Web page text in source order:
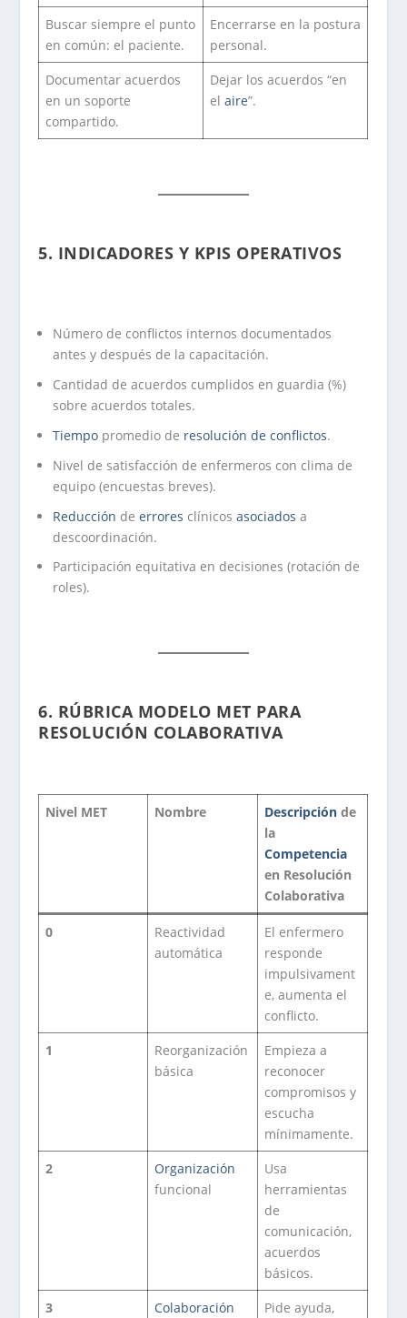
Buscar siempre el punto
en común: el paciente.
Encerrarse en la postura
personal.
Documentar acuerdos
en un soporte
compartido.
Dejar los acuerdos “en
elaire”.
5. INDICADORES Y KPIS OPERATIVOS
Número de conflictos internos documentados
antes y después de la capacitación.
Cantidad de acuerdos cumplidos en guardia (%)
sobre acuerdos totales.
Tiempo promedio de resolución de conflictos.
Nivel de satisfacción de enfermeros con clima de
equipo (encuestas breves).
Reducción deerrores clínicosasociados a
descoordinación.
Participación equitativa en decisiones (rotación de
roles).
6. RÚBRICA MODELO MET PARA
RESOLUCIÓN COLABORATIVA
Nivel MET Nombre Descripción de
la
Competencia
en Resolución
Colaborativa
0
Reactividad
automática
El enfermero
responde
impulsivament
e, aumenta el
conflicto.
1
Reorganización
básica
Empieza a
reconocer
compromisos y
escucha
mínimamente.
2
Organización
funcional
Usa
herramientas
de
comunicación,
acuerdos
básicos.
3
Colaboración
Pide ayuda,